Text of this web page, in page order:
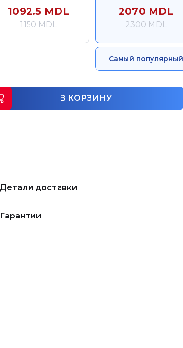
1092.5 MDL
1150 MDL
2070 MDL
2300 MDL
Самый популярный
В КОРЗИНУ
Детали доставки
Гарантии